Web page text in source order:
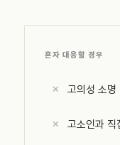
혼자 대응할 경우
고의성 소
고소인과 직